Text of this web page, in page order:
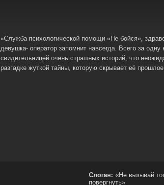
«Служба психологической помощи «Не бойся»,
девушка- оператор запомнит навсегда. Всего за одну
свидетельницей очень страшных историй, что
разгадке жуткой тайны, которую скрывает её
Слоган: «Не вызывай
повергнуть»